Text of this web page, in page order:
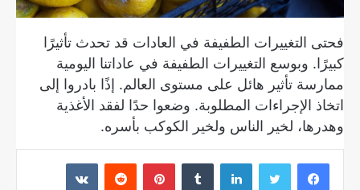
فحتى التغييرات الطفيفة في العادات قد تحدث تأثيرًا
كبيرًا. وبوسع التغييرات الطفيفة في عاداتنا اليومية
ممارسة تأثير هائل على مستوى العالم. إذًا بادروا إلى
اتخاذ الإجراءات المطلوبة. وضعوا حدًا لفقد الأغذية
وهدرها، لخير الناس ولخير الكوكب بأسره.
لينكدإن بينتيريست